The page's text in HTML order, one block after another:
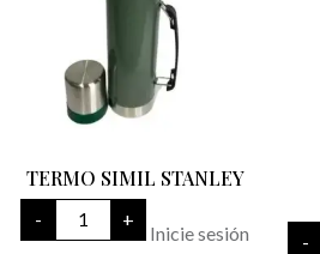
TERMO SIMIL STANLEY
-
TERMO
SIMIL
STANLEY
+
Inicie sesión -